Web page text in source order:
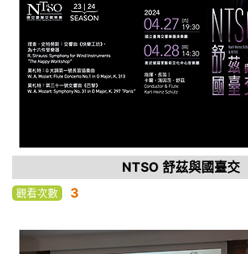
NTSO 舒茲與國臺交
觀看次數 3